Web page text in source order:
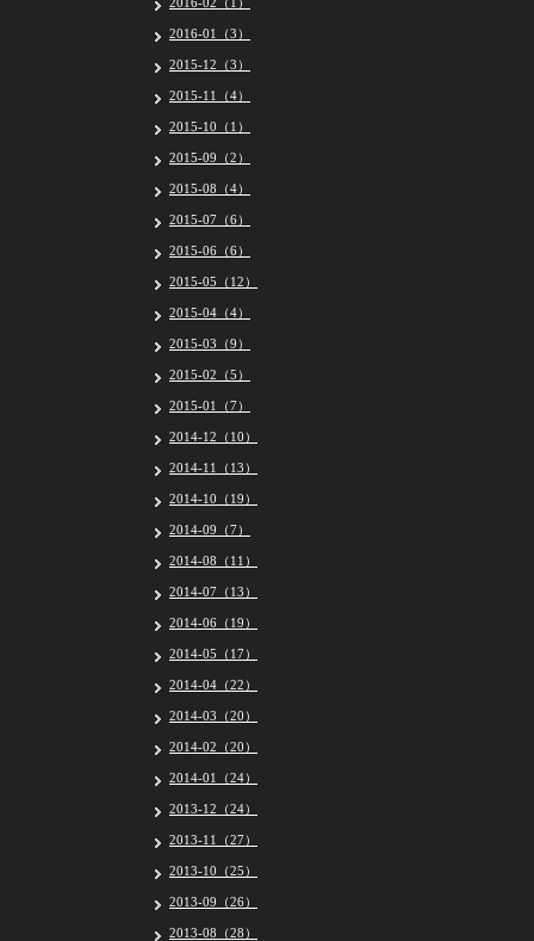
2016-01（3）
2015-12（3）
2015-11（4）
2015-10（1）
2015-09（2）
2015-08（4）
2015-07（6）
2015-06（6）
2015-05（12）
2015-04（4）
2015-03（9）
2015-02（5）
2015-01（7）
2014-12（10）
2014-11（13）
2014-10（19）
2014-09（7）
2014-08（11）
2014-07（13）
2014-06（19）
2014-05（17）
2014-04（22）
2014-03（20）
2014-02（20）
2014-01（24）
2013-12（24）
2013-11（27）
2013-10（25）
2013-09（26）
2013-08（28）